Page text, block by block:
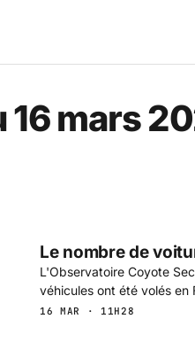
.fr —
mars
Le nombre de
L'Observatoire Coyote
véhicules ont été volés en
16 MAR · 11H28